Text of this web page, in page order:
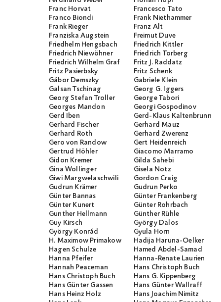
Franc Horvat
Francesco Tato
Franco Biondi
Frank Niethammer
Frank Rieger
Franz Alt
Franziska Augstein
Freimut Duve
Friedhelm Hengsbach
Friedrich Kittler
Friedrich Niewöhner
Friedrich Torberg
Friedrich Wilhelm Graf
Fritz J. Raddatz
Fritz Pasierbsky
Fritz Schenk
Gábor Demszky
Gabriele Klein
Galsan Tschinag
Georg G. Iggers
Georg Stefan Troller
George Tabori
Georges Mandon
Georgi Gospodinov
Gerd Iben
Gerd-Klaus Kaltenbrunner
Gerhard Fischer
Gerhard Mauz
Gerhard Roth
Gerhard Zwerenz
Gero von Randow
Gert Heidenreich
Gertrud Höhler
Giacomo Marramo
Gidon Kremer
Gilda Sahebi
Gina Wollinger
Gisela Notz
Giwi Margwelaschwili
Gordon Craig
Gudrun Krämer
Gudrun Perko
Günter Bannas
Günter Frankenberg
Günter Kunert
Günter Rohrbach
Gunther Hellmann
Günther Rühle
Guy Kirsch
György Dalos
György Konrád
Gyula Horn
H. Maximow Primakow
Hadija Haruna-Oelker
Hagen Schulze
Hamed Abdel-Samad
Hanna Pfeifer
Hanna-Renate Laurien
Hannah Peaceman
Hans Christoph Buch
Hans Christoph Buch
Hans G. Kippenberg
Hans Günter Gassen
Hans Günter Wallraff
Hans Heinz Holz
Hans Joachim Nimitz